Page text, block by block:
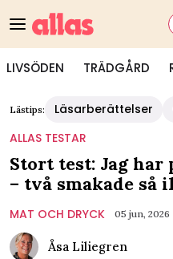
LIVSÖDEN TRÄDGÅRD
Lästips: Läsarberättelser
ALLAS TESTAR
Stort test: Jag
– två smakade så
MAT OCH DRYCK 05 jun, 2026
Åsa Liliegren